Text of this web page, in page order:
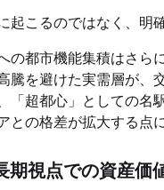
こるのではなく、明
都市機能集積はさら
を避けた実需層が、
「超都心」としての
の格差が拡大する点
期視点での資産価